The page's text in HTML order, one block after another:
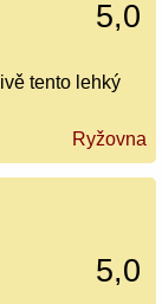
5,0
tento lehký
Ryžovna
5,0